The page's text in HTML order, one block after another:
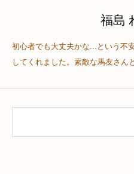
福島
初心者でも大丈夫かな...という不
してくれました。素敵な馬友さん